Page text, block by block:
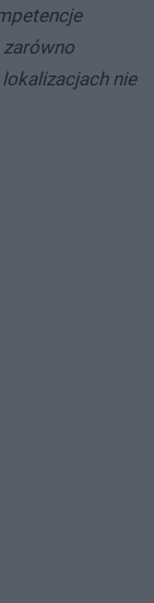
zarówno
nie